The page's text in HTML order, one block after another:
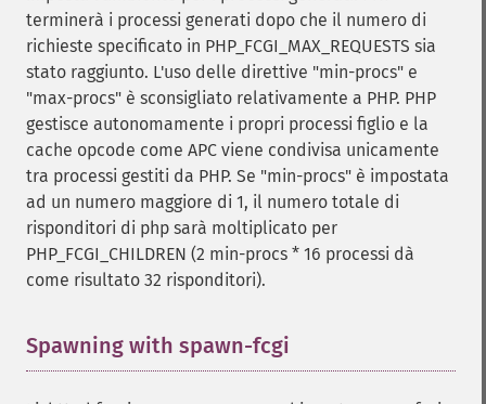
terminerà i processi generati dopo che il numero di
richieste specificato in PHP_FCGI_MAX_REQUESTS sia
stato raggiunto. L'uso delle direttive "min-procs" e
"max-procs" è sconsigliato relativamente a PHP. PHP
gestisce autonomamente i propri processi figlio e la
cache opcode come APC viene condivisa unicamente
tra processi gestiti da PHP. Se "min-procs" è impostata
ad un numero maggiore di 1, il numero totale di
risponditori di php sarà moltiplicato per
PHP_FCGI_CHILDREN (2 min-procs * 16 processi dà
come risultato 32 risponditori).
Spawning with spawn-fcgi